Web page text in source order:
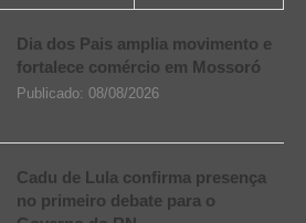
Dia dos Pais amplia movimento e
fortalece comércio em Mossoró
Publicado: 08/08/2026
Cadu de Lula confirma presença
no primeiro debate para o